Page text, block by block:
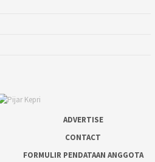
ADVERTISE
CONTACT
FORMULIR PENDATAAN ANGGOTA